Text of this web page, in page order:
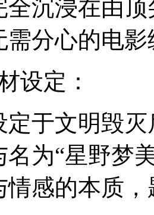
全沉浸在由
需分心的电
设定：
定于文明毁
为“星野梦
情感的本质